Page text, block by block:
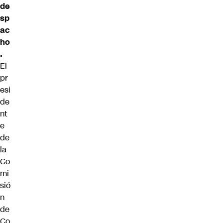
de
sp
ac
ho
.
El
pr
esi
de
nt
e
de
la
Co
mi
sió
n
de